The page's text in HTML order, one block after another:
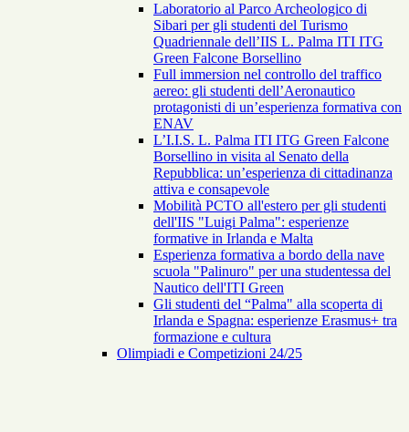
Laboratorio al Parco Archeologico di
Sibari per gli studenti del Turismo
Quadriennale dell’IIS L. Palma ITI ITG
Green Falcone Borsellino
Full immersion nel controllo del traffico
aereo: gli studenti dell’Aeronautico
protagonisti di un’esperienza formativa con
ENAV
L’I.I.S. L. Palma ITI ITG Green Falcone
Borsellino in visita al Senato della
Repubblica: un’esperienza di cittadinanza
attiva e consapevole
Mobilità PCTO all'estero per gli studenti
dell'IIS "Luigi Palma": esperienze
formative in Irlanda e Malta
Esperienza formativa a bordo della nave
scuola "Palinuro" per una studentessa del
Nautico dell'ITI Green
Gli studenti del “Palma" alla scoperta di
Irlanda e Spagna: esperienze Erasmus+ tra
formazione e cultura
Olimpiadi e Competizioni 24/25